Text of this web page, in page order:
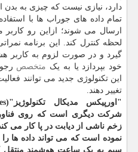
دارد، نیازی نیست که چیزی به بدن
تمام داده های جوراب ها با
ارسال می شوند؛ ازاین رو کاربر
لحظه کنترل کند. این برنامه
گیرد و در صورت لزوم به کاربر
خود بپردازد یا به یک متخصص
این تکنولوژی جدید می توانند
تغییر دهند.
شرکت دیگری است که روی
زخم ناشی از دیابت در پا کار
نموده است که می تواند داده ها را
سیم به یک ساعت هوشمند منتقل